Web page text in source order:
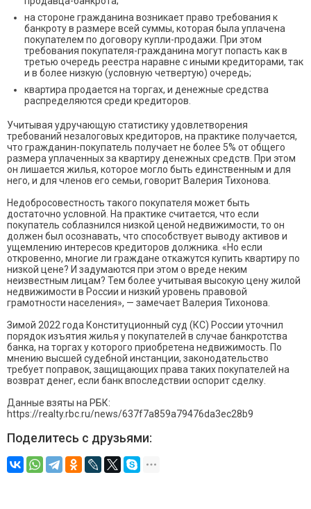
на стороне гражданина возникает право требования к
банкроту в размере всей суммы, которая была уплачена
покупателем по договору купли-продажи. При этом
требования покупателя-гражданина могут попасть как в
третью очередь реестра наравне с иными кредиторами, так
и в более низкую (условную четвертую) очередь;
квартира продается на торгах, и денежные средства
распределяются среди кредиторов.
Учитывая удручающую статистику удовлетворения
требований незалоговых кредиторов, на практике получается,
что гражданин-покупатель получает не более 5% от общего
размера уплаченных за квартиру денежных средств. При этом
он лишается жилья, которое могло быть единственным и для
него, и для членов его семьи, говорит Валерия Тихонова.
Недобросовестность такого покупателя может быть
достаточно условной. На практике считается, что если
покупатель соблазнился низкой ценой недвижимости, то он
должен был осознавать, что способствует выводу активов и
ущемлению интересов кредиторов должника. «Но если
откровенно, многие ли граждане откажутся купить квартиру по
низкой цене? И задумаются при этом о вреде неким
неизвестным лицам? Тем более учитывая высокую цену жилой
недвижимости в России и низкий уровень правовой
грамотности населения», — замечает Валерия Тихонова.
Зимой 2022 года Конституционный суд (КС) России уточнил
порядок изъятия жилья у покупателей в случае банкротства
банка, на торгах у которого приобретена недвижимость. По
мнению высшей судебной инстанции, законодательство
требует поправок, защищающих права таких покупателей на
возврат денег, если банк впоследствии оспорит сделку.
Данные взяты на РБК:
https://realty.rbc.ru/news/637f7a859a79476da3ec28b9
Поделитесь с друзьями: